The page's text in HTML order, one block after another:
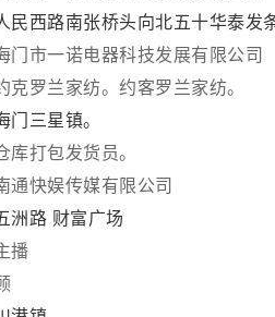
民西路南张桥头向北五十华泰发
门市一诺电器科技发展有限公司
克罗兰家纺。约客罗兰家纺。
门三星镇。
库打包发货员。
通快娱传媒有限公司
洲路 财富广场
播